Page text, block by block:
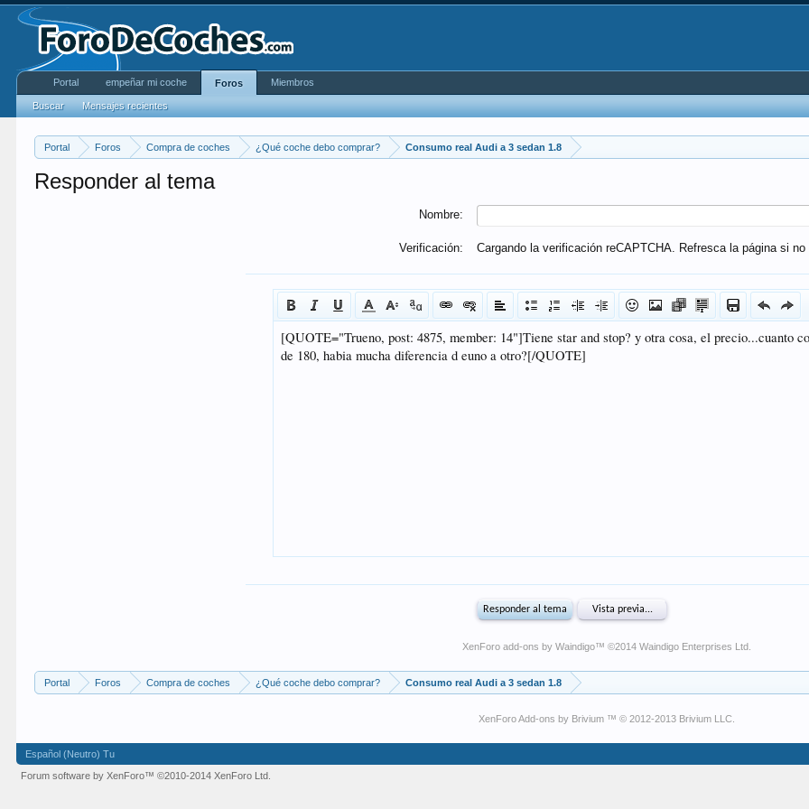
Portal Foros Compra de coches ¿Qué coche debo comprar? Consumo real Audi a 3 sedan 1.8
Responder al tema
Nombre:
Verificación: Cargando la verificación reCAPTCHA. Refresca la página si no
XenForo add-ons by Waindigo™ ©2014 Waindigo Enterprises Ltd
Portal Foros Compra de coches ¿Qué coche debo comprar? Consumo real Audi a 3 sedan 1.8
XenForo Add-ons by Brivium ™ © 2012-2013 Brivium LLC.
Portal empeñar mi coche Foros
Buscar Mensajes recientes
Miembros
Español (Neutro) Tu
Forum software by XenForo™©2010-2014 XenForo Ltd.